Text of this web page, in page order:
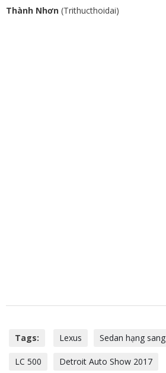
Thành Nhơn (Trithucthoidai)
Tags: Lexus Sedan hạng sang
LC 500 Detroit Auto Show 2017